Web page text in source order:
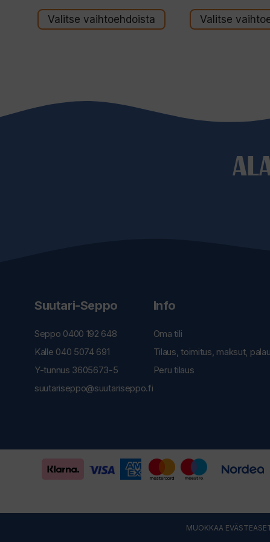
Valitse vaihtoehdoista Valitse
Suutari-Seppo
Seppo 0400 192 648
Kalle 040 5074 691
Y-tunnus 3605673-5
suutariseppo@suutariseppo.fi
Info
Oma tili
Tilaus, toimitus, maksut,
Peru tilaus
MUOKKAA